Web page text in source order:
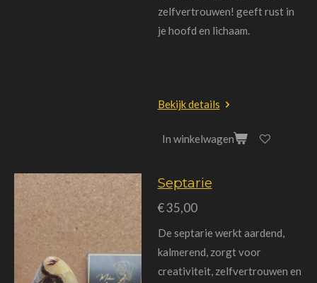
zelfvertrouwen! geeft rust in
je hoofd en lichaam.
Bekijk details
In winkelwagen
Septarie
€ 35,00
De septarie werkt aardend,
kalmerend, zorgt voor
creativiteit, zelfvertrouwen en